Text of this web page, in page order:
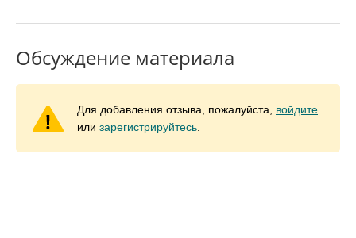
Обсуждение материала
Для добавления отзыва, пожалуйста, войдите
или зарегистрируйтесь